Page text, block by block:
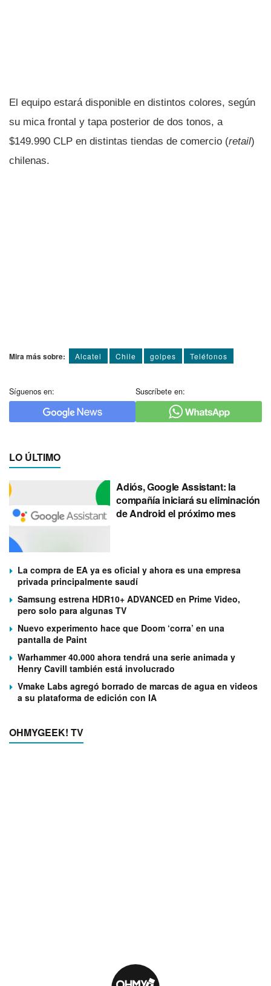
El equipo estará disponible en distintos colores, según
su mica frontal y tapa posterior de dos tonos, a
$149.990 CLP en distintas tiendas de comercio (retail)
chilenas.
Mira más sobre: Alcatel Chile golpes Teléfonos
Síguenos en: Suscríbete en:
LO ÚLTIMO
Adiós, Google Assistant: la
compañía iniciará su eliminación
de Android el próximo mes
La compra de EA ya es oficial y ahora es una empresa
privada principalmente saudí
Samsung estrena HDR10+ ADVANCED en Prime Video,
pero solo para algunas TV
Nuevo experimento hace que Doom ‘corra’ en una
pantalla de Paint
Warhammer 40.000 ahora tendrá una serie animada y
Henry Cavill también está involucrado
Vmake Labs agregó borrado de marcas de agua en videos
a su plataforma de edición con IA
OHMYGEEK! TV